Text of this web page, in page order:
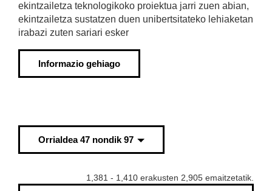
ekintzailetza teknologikoko proiektua jarri zuen abian,
ekintzailetza sustatzen duen unibertsitateko lehiaketan
irabazi zuten sariari esker
Informazio gehiago
Orrialdea 47 nondik 97
1,381 - 1,410 erakusten 2,905 emaitzetatik.